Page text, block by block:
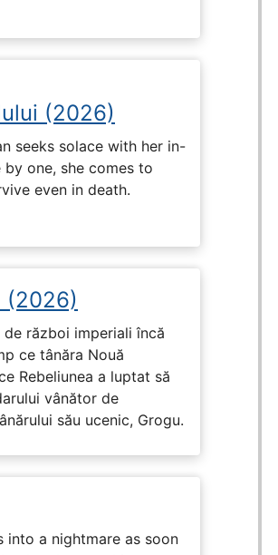
(2026)
seeks solace with her in-
one, she comes to
even in death.
(2026)
război imperiali încă
ce tânăra Nouă
Rebeliunea a luptat să
vânător de
său ucenic, Grogu.
into a nightmare as soon